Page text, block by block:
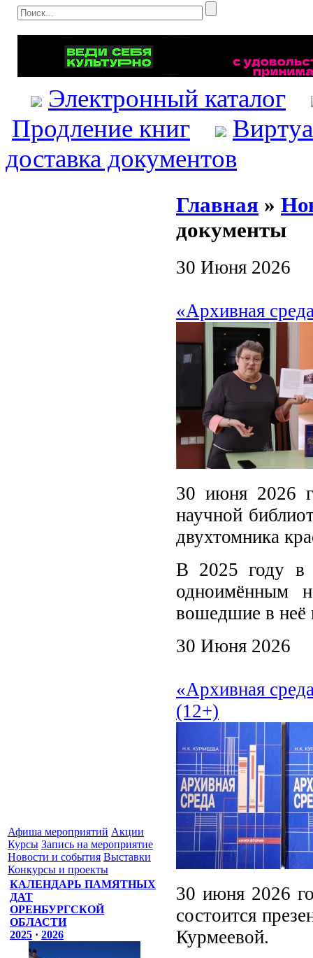
Электронный каталог
Продление книг
доставка документов
Афиша мероприятий Акции
Курсы Запись на мероприятие
Новости и события Выставки
Конкурсы и проекты
КАЛЕНДАРЬ ПАМЯТНЫХ
ДАТ
ОРЕНБУРГСКОЙ
ОБЛАСТИ
2025 · 2026
Главная »
документы
30 Июня 2026
«Архивная
30 июня 2026
научной
двухтомника
В 2025 году в
одноимённым
вошедшие в неё
30 Июня 2026
«Архивная
(12+)
30 июня 2026
состоится
Курмеевой.